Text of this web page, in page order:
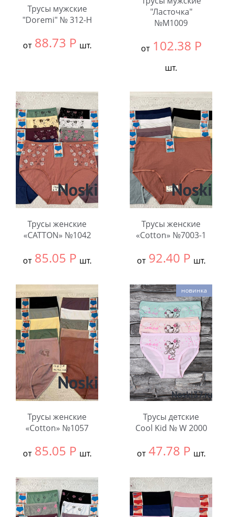
Трусы мужские
"Doremi" № 312-H
от 88.73 Р шт.
шт.
Количество:
"Ласточка"
№M1009
от 102.38 Р
шт.
В упаковке:
8
шт.
Количество:
Трусы женские
«CATTON» №1042
от 85.05 Р шт.
В упаковке:
12
шт.
Количество:
Трусы женские
«Cotton» №7003-1
от 92.40 Р шт.
В упаковке:
12
шт.
Количество:
Трусы женские
«Cotton» №1057
от 85.05 Р шт.
В упаковке:
12
шт.
новинка
Трусы детские
Cool Kid № W 2000
от 47.78 Р шт.
В упаковке:
10
шт.